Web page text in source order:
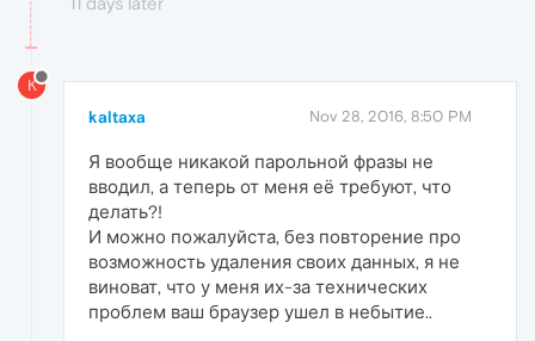
K
kaltaxa Nov 28, 2016, 8:50 PM
Я вообще никакой парольной фразы не
вводил, а теперь от меня её требуют, что
делать?!
И можно пожалуйста, без повторение про
возможность удаления своих данных, я не
виноват, что у меня их-за технических
проблем ваш браузер ушел в небытие..